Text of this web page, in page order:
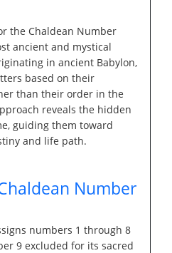
the Chaldean Number
ancient and mystical
in ancient Babylon,
based on their
than their order in the
reveals the hidden
guiding them toward
and life path.
Number
numbers 1 through 8
9 excluded for its sacred